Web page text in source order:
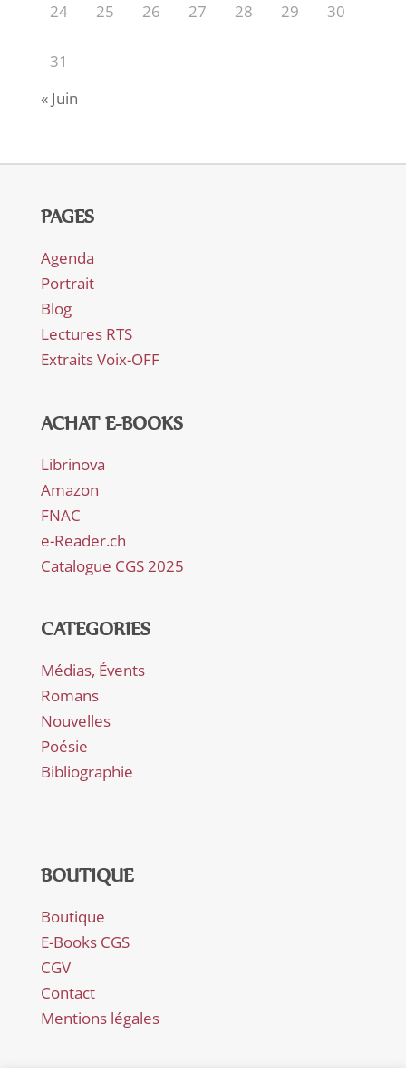
24 25 26 27 28 29 30
31
« Juin
PAGES
Agenda
Portrait
Blog
Lectures RTS
Extraits Voix-OFF
ACHAT E-BOOKS
Librinova
Amazon
FNAC
e-Reader.ch
Catalogue CGS 2025
CATEGORIES
Médias, Évents
Romans
Nouvelles
Poésie
Bibliographie
BOUTIQUE
Boutique
E-Books CGS
CGV
Contact
Mentions légales